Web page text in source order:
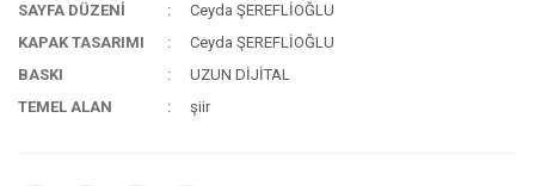
SAYFA DÜZENİ
Ceyda ŞEREFLİOĞLU
KAPAK TASARIMI
Ceyda ŞEREFLİOĞLU
BASKI
UZUN DİJİTAL
TEMEL ALAN
şiir